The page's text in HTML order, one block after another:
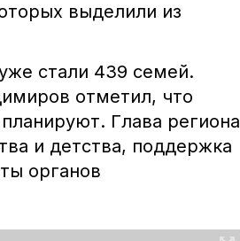
выделили из
стали 439 семей.
отметил, что
Глава региона
и детства, поддержка
органов